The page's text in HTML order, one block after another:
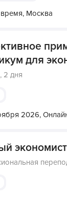
Москва
для
2 дня
2026,
экономист